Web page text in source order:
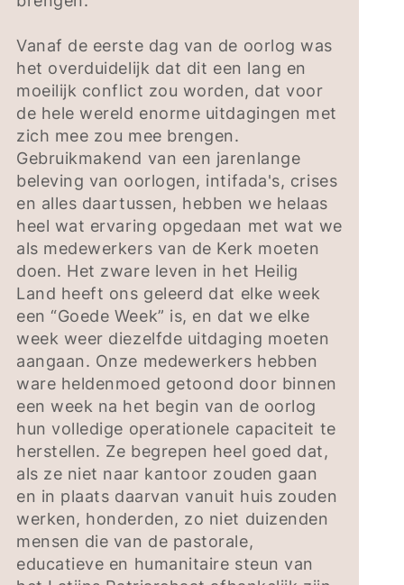
Vanaf de eerste dag van de oorlog was
het overduidelijk dat dit een lang en
moeilijk conflict zou worden, dat voor
de hele wereld enorme uitdagingen met
zich mee zou mee brengen.
Gebruikmakend van een jarenlange
beleving van oorlogen, intifada's, crises
en alles daartussen, hebben we helaas
heel wat ervaring opgedaan met wat we
als medewerkers van de Kerk moeten
doen. Het zware leven in het Heilig
Land heeft ons geleerd dat elke week
een “Goede Week” is, en dat we elke
week weer diezelfde uitdaging moeten
aangaan. Onze medewerkers hebben
ware heldenmoed getoond door binnen
een week na het begin van de oorlog
hun volledige operationele capaciteit te
herstellen. Ze begrepen heel goed dat,
als ze niet naar kantoor zouden gaan
en in plaats daarvan vanuit huis zouden
werken, honderden, zo niet duizenden
mensen die van de pastorale,
educatieve en humanitaire steun van